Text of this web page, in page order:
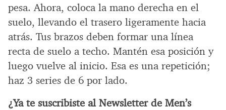
pesa. Ahora, coloca la mano derecha en el
suelo, llevando el trasero ligeramente hacia
atrás. Tus brazos deben formar una línea
recta de suelo a techo. Mantén esa posición y
luego vuelve al inicio. Esa es una repetición;
haz 3 series de 6 por lado.
¿Ya te suscribiste al Newsletter de Men’s